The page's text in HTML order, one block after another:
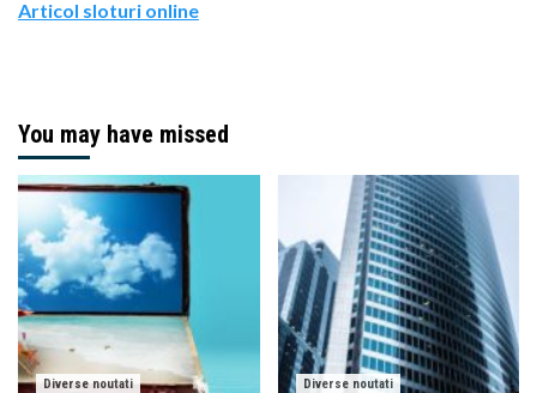
Articol sloturi online
You may have missed
Diverse noutati
Diverse noutati